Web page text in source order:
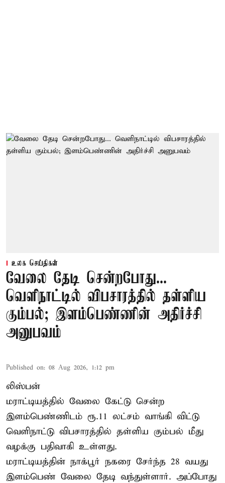
உலக செய்திகள்
வேலை தேடி சென்றபோது...
வெளிநாட்டில் விபசாரத்தில் தள்ளிய
கும்பல்; இளம்பெண்ணின் அதிர்ச்சி
அனுபவம்
Published on: 08 Aug 2026, 1:12 pm
லிஸ்பன்
மராட்டியத்தில் வேலை கேட்டு சென்ற
இளம்பெண்ணிடம் ரூ.11 லட்சம் வாங்கி விட்டு
வெளிநாட்டு விபசாரத்தில் தள்ளிய கும்பல் மீது
வழக்கு பதிவாகி உள்ளது.
மராட்டியத்தின் நாக்பூர் நகரை சேர்ந்த 28 வயது
இளம்பெண் வேலை தேடி வந்துள்ளார். அப்போது